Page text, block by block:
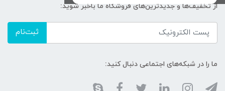
از تخفیف‌ها و جدیدترین‌های فروشگاه ما باخبر شوید:
ثبت‌نام
ما را در شبکه‌های اجتماعی دنبال کنید: